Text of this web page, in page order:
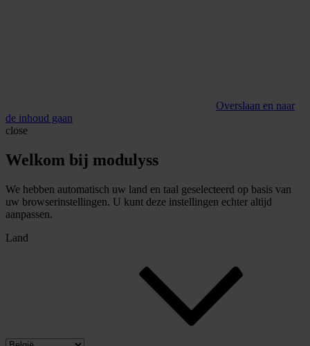
Overslaan en naar
de inhoud gaan
close
Welkom bij modulyss
We hebben automatisch uw land en taal geselecteerd op basis van
uw browserinstellingen. U kunt deze instellingen echter altijd
aanpassen.
Land